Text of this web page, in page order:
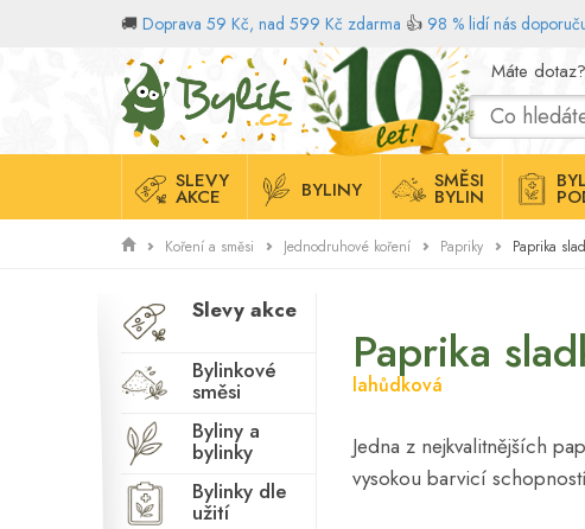
🚚 Doprava 59 Kč, nad 599 Kč zdarma 👍 98 % lidí nás
Domů Máte
SLEVY
AKCE BYLINY SMĚSI
BYLIN
Koření a směsi Jednodruhové koření Papriky Paprika
Slevy akce
Bylinkové
směsi
Byliny a
bylinky
Bylinky dle
užití
Paprika
lahůdková
Jedna z nejkvalitnějších
vysokou barvicí